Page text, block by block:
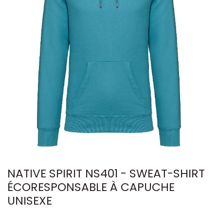
NATIVE SPIRIT NS401 - SWEAT-SHIRT
ÉCORESPONSABLE À CAPUCHE
UNISEXE